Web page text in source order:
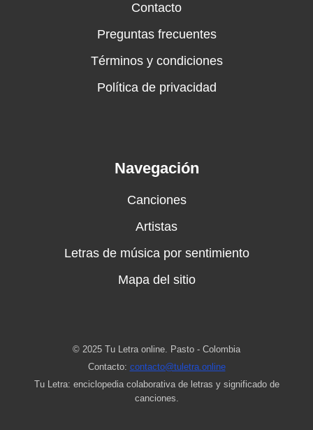
Contacto
Preguntas frecuentes
Términos y condiciones
Política de privacidad
Navegación
Canciones
Artistas
Letras de música por sentimiento
Mapa del sitio
© 2025 Tu Letra online. Pasto - Colombia
Contacto: contacto@tuletra.online
Tu Letra: enciclopedia colaborativa de letras y significado de
canciones.